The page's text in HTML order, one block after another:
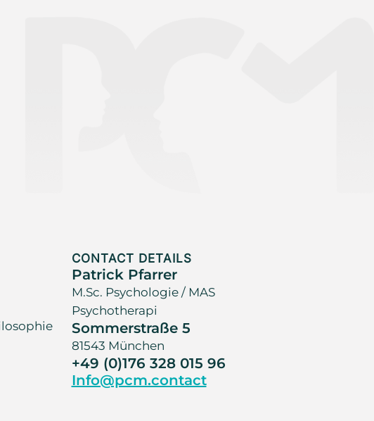
CONTACT DETAILS
Patrick Pfarrer
M.Sc. Psychologie / MAS
Psychotherapi
Sommerstraße 5
81543 München
+49 (0)176 328 015 96
Info@pcm.contact